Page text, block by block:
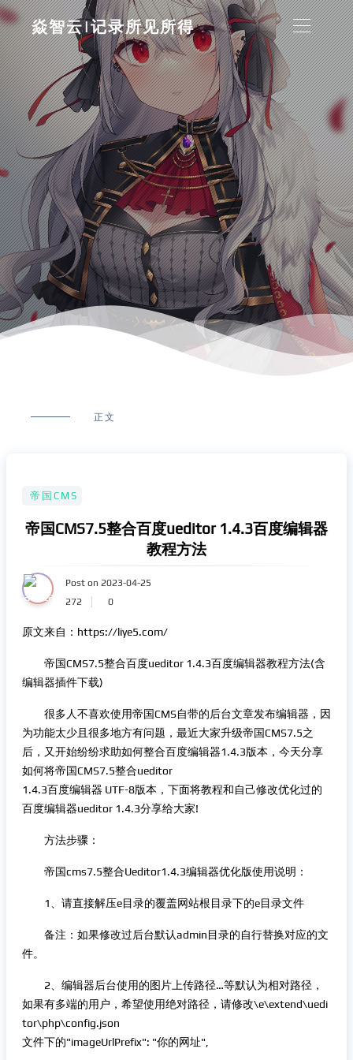
焱智云|记录所见所得
正文
帝国CMS
帝国CMS7.5整合百度ueditor 1.4.3百度编辑器
教程方法
Post on 2023-04-25
272
0
原文来自：https://liye5.com/
帝国CMS7.5整合百度ueditor 1.4.3百度编辑器教程方法(含
编辑器插件下载)
很多人不喜欢使用帝国CMS自带的后台文章发布编辑器，因
为功能太少且很多地方有问题，最近大家升级帝国CMS7.5之
后，又开始纷纷求助如何整合百度编辑器1.4.3版本，今天分享
如何将帝国CMS7.5整合ueditor
1.4.3百度编辑器 UTF-8版本，下面将教程和自己修改优化过的
百度编辑器ueditor 1.4.3分享给大家!
方法步骤：
帝国cms7.5整合Ueditor1.4.3编辑器优化版使用说明：
1、请直接解压e目录的覆盖网站根目录下的e目录文件
备注：如果修改过后台默认admin目录的自行替换对应的文
件。
2、编辑器后台使用的图片上传路径…等默认为相对路径，
如果有多端的用户，希望使用绝对路径，请修改\e\extend\uedi
tor\php\config.json
文件下的"imageUrlPrefix": "你的网址",